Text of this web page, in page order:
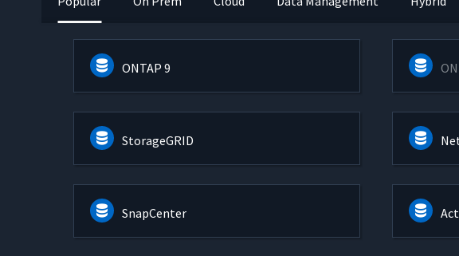
ONTAP 9
StorageGRID
SnapCenter